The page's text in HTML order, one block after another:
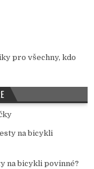
pro všechny, kdo
na bicykli
na bicykli povinné?